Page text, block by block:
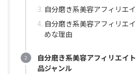
自分磨き系美容アフィリエ
自分磨き系美容アフィリエ
めな理由
自分磨き系美容アフィリエイ
品ジャンル